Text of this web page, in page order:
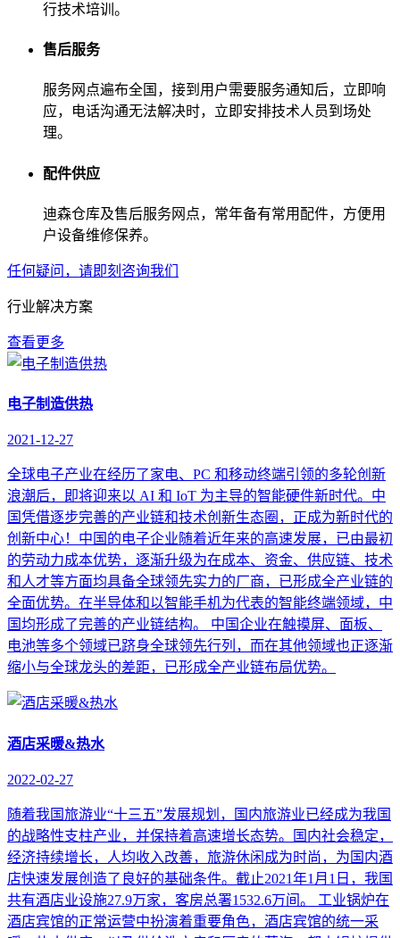
行技术培训。
售后服务
服务网点遍布全国，接到用户需要服务通知后，立即响
应，电话沟通无法解决时，立即安排技术人员到场处
理。
配件供应
迪森仓库及售后服务网点，常年备有常用配件，方便用
户设备维修保养。
任何疑问，请即刻咨询我们
行业解决方案
查看更多
电子制造供热
2021-12-27
全球电子产业在经历了家电、PC 和移动终端引领的多轮创新
浪潮后，即将迎来以 AI 和 IoT 为主导的智能硬件新时代。中
国凭借逐步完善的产业链和技术创新生态圈，正成为新时代的
创新中心！中国的电子企业随着近年来的高速发展，已由最初
的劳动力成本优势，逐渐升级为在成本、资金、供应链、技术
和人才等方面均具备全球领先实力的厂商，已形成全产业链的
全面优势。在半导体和以智能手机为代表的智能终端领域，中
国均形成了完善的产业链结构。 中国企业在触摸屏、面板、
电池等多个领域已跻身全球领先行列，而在其他领域也正逐渐
缩小与全球龙头的差距，已形成全产业链布局优势。
酒店采暖&热水
2022-02-27
随着我国旅游业“十三五”发展规划，国内旅游业已经成为我国
的战略性支柱产业，并保持着高速增长态势。国内社会稳定，
经济持续增长，人均收入改善，旅游休闲成为时尚，为国内酒
店快速发展创造了良好的基础条件。截止2021年1月1日，我国
共有酒店业设施27.9万家，客房总署1532.6万间。 工业锅炉在
酒店宾馆的正常运营中扮演着重要角色，酒店宾馆的统一采